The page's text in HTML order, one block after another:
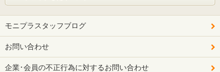
モニプラスタッフブログ
お問い合わせ
企業･会員の不正行為に対するお問い合わせ